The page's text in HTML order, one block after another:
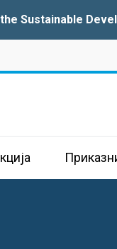
Sustainable